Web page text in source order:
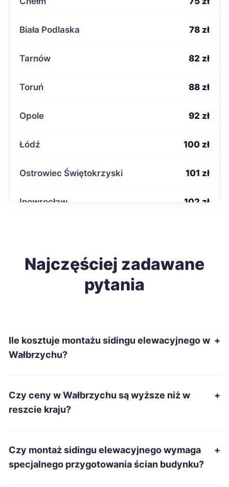
Biała Podlaska 78 zł
Tarnów 82 zł
Toruń 88 zł
Opole 92 zł
Łódź 100 zł
Ostrowiec Świętokrzyski 101 zł
Inowrocław 102 zł
Wałbrzych TWOJE MIASTO 104 zł
Tomaszów Mazowiecki
Włocławek 105 zł
Łomża
Żory 106 zł
Najczęściej zadawane
pytania
Ile kosztuje montażu sidingu elewacyjnego w
Wałbrzychu?
+
Czy ceny w Wałbrzychu są wyższe niż w
reszcie kraju?
+
Czy montaż sidingu elewacyjnego wymaga
specjalnego przygotowania ścian budynku?
+